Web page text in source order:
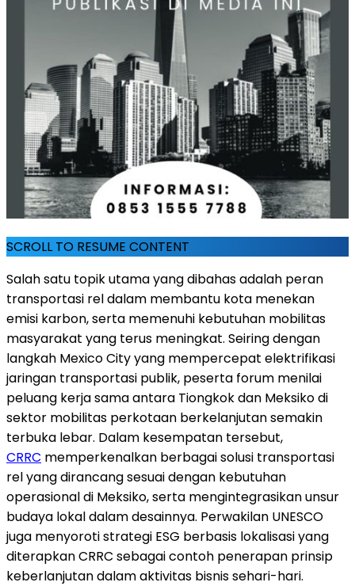
SCROLL TO RESUME CONTENT
Salah satu topik utama yang dibahas adalah peran
transportasi rel dalam membantu kota menekan
emisi karbon, serta memenuhi kebutuhan mobilitas
masyarakat yang terus meningkat. Seiring dengan
langkah Mexico City yang mempercepat elektrifikasi
jaringan transportasi publik, peserta forum menilai
peluang kerja sama antara Tiongkok dan Meksiko di
sektor mobilitas perkotaan berkelanjutan semakin
terbuka lebar. Dalam kesempatan tersebut,
CRRC memperkenalkan berbagai solusi transportasi
rel yang dirancang sesuai dengan kebutuhan
operasional di Meksiko, serta mengintegrasikan unsur
budaya lokal dalam desainnya. Perwakilan UNESCO
juga menyoroti strategi ESG berbasis lokalisasi yang
diterapkan CRRC sebagai contoh penerapan prinsip
keberlanjutan dalam aktivitas bisnis sehari-hari.